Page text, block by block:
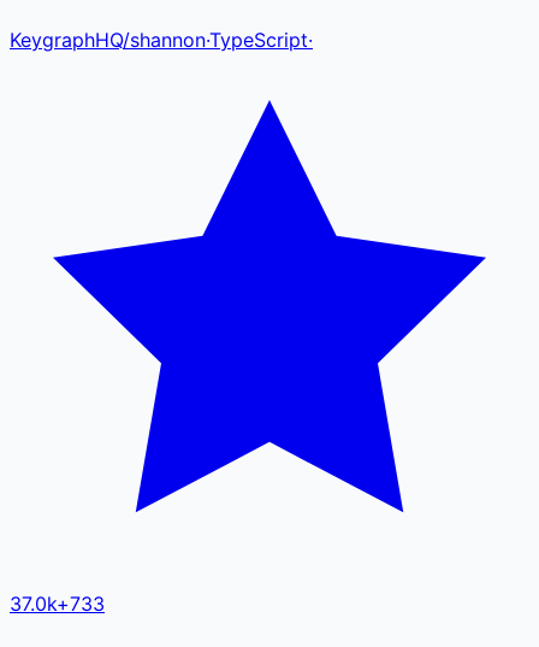
KeygraphHQ/shannon·TypeScript·
37.0k+733